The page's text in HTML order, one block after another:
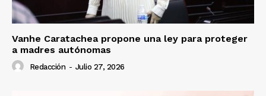
Vanhe Caratachea propone una ley para proteger
a madres autónomas
Redacción - Julio 27, 2026